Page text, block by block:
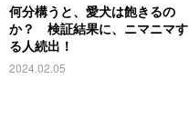
何分構うと、愛犬は飽きるの
か？ 検証結果に、ニマニマす
る人続出！
2024.02.05